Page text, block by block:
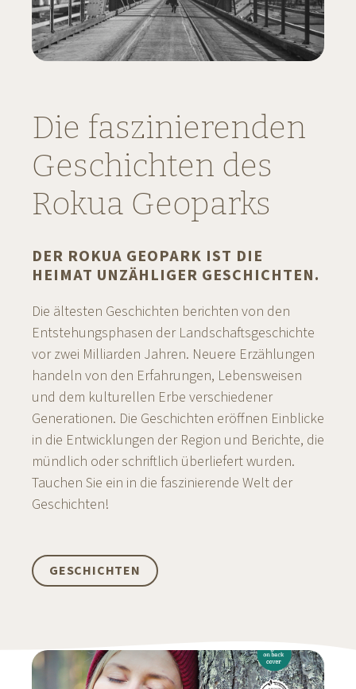
Die faszinierenden
Geschichten des
Rokua Geoparks
DER ROKUA GEOPARK IST DIE
HEIMAT UNZÄHLIGER GESCHICHTEN.
Die ältesten Geschichten berichten von den
Entstehungsphasen der Landschaftsgeschichte
vor zwei Milliarden Jahren. Neuere Erzählungen
handeln von den Erfahrungen, Lebensweisen
und dem kulturellen Erbe verschiedener
Generationen. Die Geschichten eröffnen Einblicke
in die Entwicklungen der Region und Berichte, die
mündlich oder schriftlich überliefert wurden.
Tauchen Sie ein in die faszinierende Welt der
Geschichten!
GESCHICHTEN